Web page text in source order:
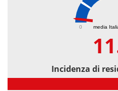
media
0
Incidenza di